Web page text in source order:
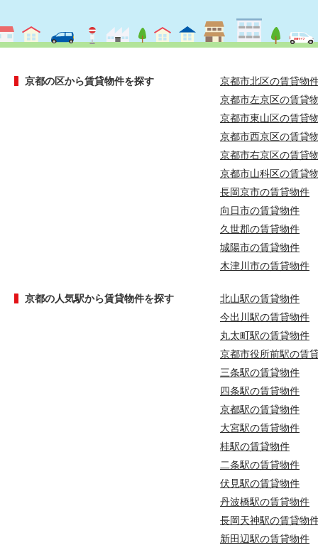
京都の区から賃貸物件を探す
京都市北区の賃貸物
京都市左京区の賃貸
京都市東山区の賃貸
京都市西京区の賃貸
京都市右京区の賃貸
京都市山科区の賃貸
長岡京市の賃貸物件
向日市の賃貸物件
久世郡の賃貸物件
城陽市の賃貸物件
木津川市の賃貸物件
京都の人気駅から賃貸物件を探す
北山駅の賃貸物件
今出川駅の賃貸物件
丸太町駅の賃貸物件
京都市役所前駅の賃
三条駅の賃貸物件
四条駅の賃貸物件
京都駅の賃貸物件
大宮駅の賃貸物件
桂駅の賃貸物件
二条駅の賃貸物件
伏見駅の賃貸物件
丹波橋駅の賃貸物件
長岡天神駅の賃貸物
新田辺駅の賃貸物件